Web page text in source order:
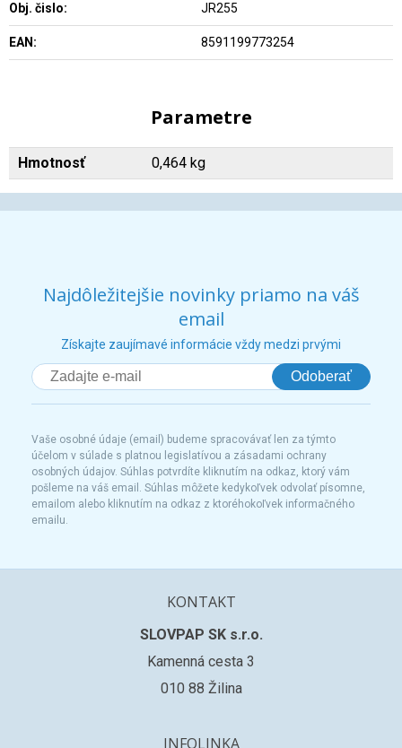
Obj. čislo: JR255
EAN: 8591199773254
Parametre
Hmotnosť 0,464 kg
Najdôležitejšie novinky priamo na váš
email
Získajte zaujímavé informácie vždy medzi prvými
Odoberať
Vaše osobné údaje (email) budeme spracovávať len za týmto
účelom v súlade s platnou legislatívou a zásadami ochrany
osobných údajov. Súhlas potvrdíte kliknutím na odkaz, ktorý vám
pošleme na váš email. Súhlas môžete kedykoľvek odvolať písomne,
emailom alebo kliknutím na odkaz z ktoréhokoľvek informačného
emailu.
KONTAKT
SLOVPAP SK s.r.o.
Kamenná cesta 3
010 88 Žilina
INFOLINKA